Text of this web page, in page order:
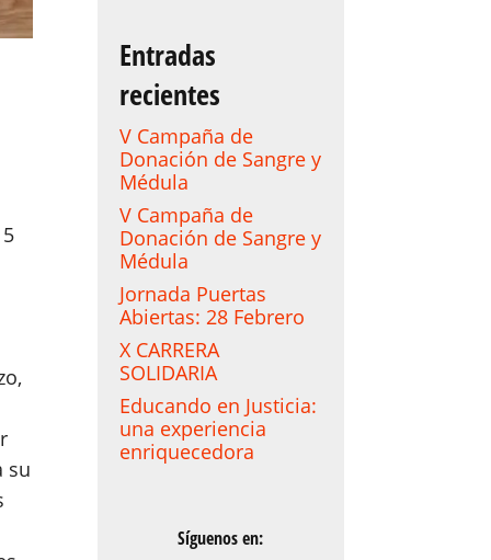
su
Entradas
recientes
V Campaña de
Donación de Sangre y
Médula
V Campaña de
Donación de Sangre y
Médula
Jornada Puertas
Abiertas: 28 Febrero
X CARRERA
SOLIDARIA
Educando en Justicia:
una experiencia
enriquecedora
Síguenos en: